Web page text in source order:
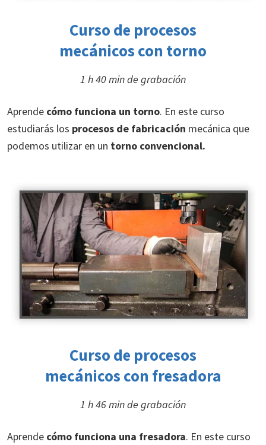
Curso de procesos
mecánicos con torno
1 h 40 min de grabación
Aprende cómo funciona un torno. En este curso
estudiarás los procesos de fabricación mecánica que
podemos utilizar en un torno convencional.
Curso de procesos
mecánicos con fresadora
1 h 46 min de grabación
Aprende cómo funciona una fresadora. En este curso